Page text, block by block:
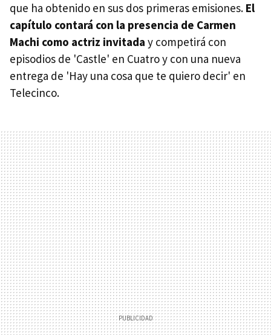
que ha obtenido en sus dos primeras emisiones. El
capítulo contará con la presencia de Carmen
Machi como actriz invitada y competirá con
episodios de 'Castle' en Cuatro y con una nueva
entrega de 'Hay una cosa que te quiero decir' en
Telecinco.